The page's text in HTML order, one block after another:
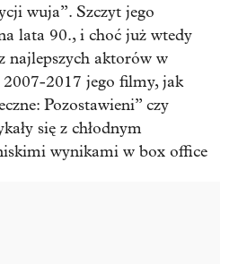
wuja”. Szczyt jego
lata 90., i choć już wtedy
najlepszych aktorów w
2017 jego filmy, jak
Pozostawieni” czy
się z chłodnym
wynikami w box office